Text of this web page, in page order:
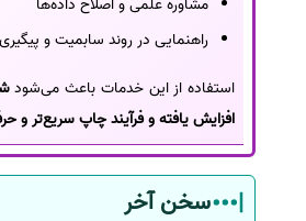
مشاوره علمی و اصلاح داده‌ها
راهنمایی در روند سابمیت و
استفاده از این خدمات باعث می‌شود
افزایش یافته و فرآیند چاپ سریع‌تر و
سخن آخر